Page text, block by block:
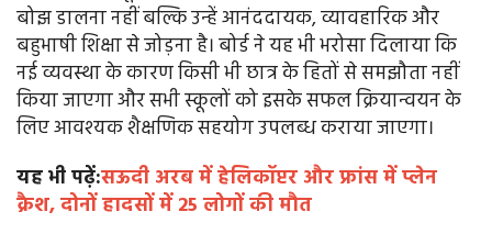
बोझ डालना नहीं बल्कि उन्हें आनंददायक, व्यावहारिक और
बहुभाषी शिक्षा से जोड़ना है। बोर्ड ने यह भी भरोसा दिलाया कि
नई व्यवस्था के कारण किसी भी छात्र के हितों से समझौता नहीं
किया जाएगा और सभी स्कूलों को इसके सफल क्रियान्वयन के
लिए आवश्यक शैक्षणिक सहयोग उपलब्ध कराया जाएगा।
यह भी पढ़ें:सऊदी अरब में हेलिकॉप्टर और फ्रांस में प्लेन
क्रैश, दोनों हादसों में 25 लोगों की मौत